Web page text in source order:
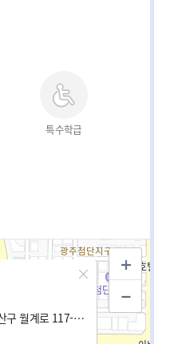
특수학급
전남광주통합특별시 광산구 월계로 117-32 (월계동, 첨단산업기지 라인1차아파트)